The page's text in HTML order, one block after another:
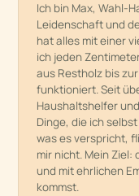
Ich bin Max, Wahl-
Leidenschaft und
hat alles mit einer
ich jeden
aus Restholz bis
funktioniert. Seit
Haushaltshelfer
Dinge, die ich
was es verspricht,
mir nicht. Mein
und mit ehrlichen
kommst.